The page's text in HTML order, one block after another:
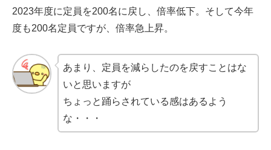
2023年度に定員を200名に戻し、倍率低下。そして今年
度も200名定員ですが、倍率急上昇。
あまり、定員を減らしたのを戻すことはな
いと思いますが
ちょっと踊らされている感はあるよう
な・・・